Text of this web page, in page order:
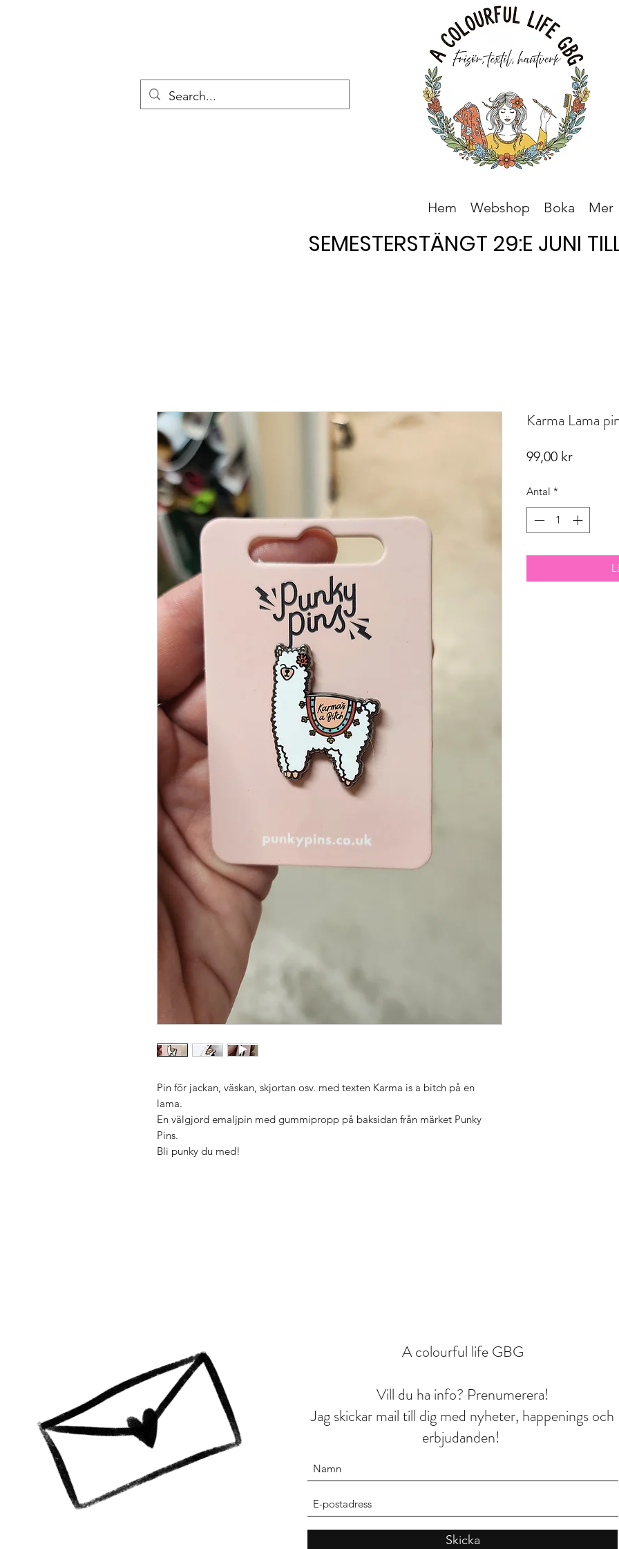
Hem Webshop Boka Mer
SEMESTERSTÄNGT 29:E JUNI
SEMESTERSTÄNGT 29:E JUNI
Pin för jackan, väskan, skjortan osv. med texten Karma is a bitch på en
lama.
En välgjord emaljpin med gummipropp på baksidan från märket Punky
Pins.
Bli punky du med!
Karma Lama
99,00 krPris
Antal *
A colourful life GBG
Vill du ha info? Prenumerera!
Jag skickar mail till dig med nyheter, happenings och
erbjudanden!
Skicka